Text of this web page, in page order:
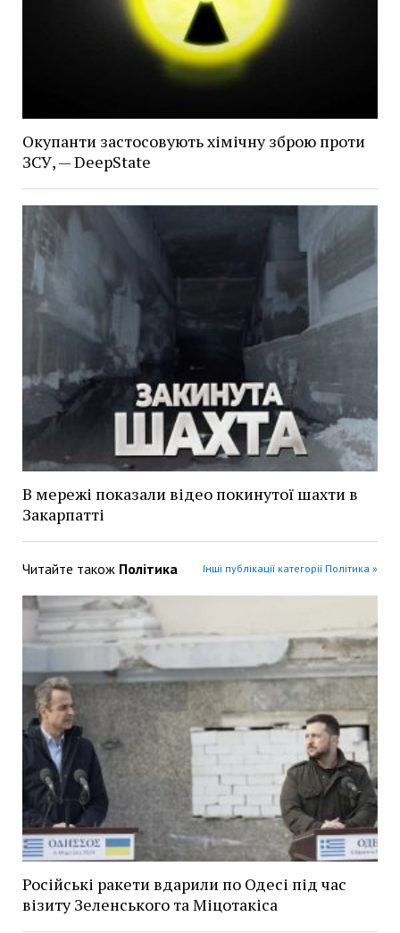
Окупанти застосовують хімічну зброю проти
ЗСУ, — DeepState
В мережі показали відео покинутої шахти в
Закарпатті
Читайте також Політика Інші публікації категорії Політика »
Російські ракети вдарили по Одесі під час
візиту Зеленського та Міцотакіса